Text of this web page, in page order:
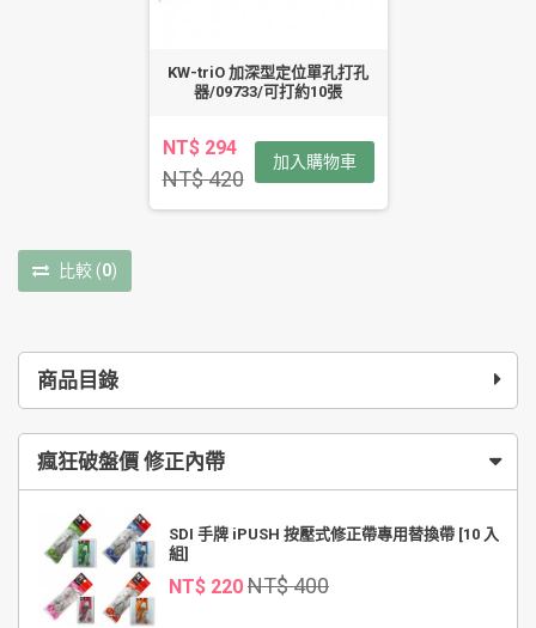
商品目錄
瘋狂破盤價 修正內帶
SDI 手牌 iPUSH 按壓式修正帶專用替換帶 [10 入
組]
NT$ 220 NT$ 400
KW-triO 加深型定位單孔打孔
器/09733/可打約10張
NT$ 294
NT$ 420
加入購物車
比較 (0)